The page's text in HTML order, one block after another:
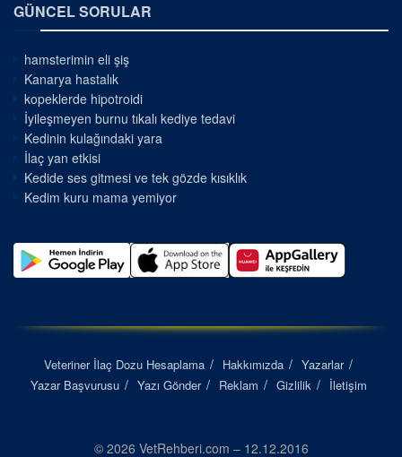
GÜNCEL SORULAR
hamsterimin eli şiş
Kanarya hastalık
kopeklerde hipotroidi
İyileşmeyen burnu tıkalı kediye tedavi
Kedinin kulağındaki yara
İlaç yan etkisi
Kedide ses gitmesi ve tek gözde kısıklık
Kedim kuru mama yemiyor
Veteriner İlaç Dozu Hesaplama Hakkımızda
Yazarlar
Yazar Başvurusu
Yazı Gönder Reklam Gizlilik İletişim
© 2026 VetRehberi.com – 12.12.2016